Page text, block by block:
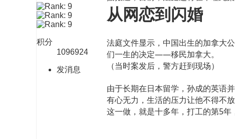
积分
1096924
发消息
从网恋到闪婚
法庭文件显示，中国出生的加拿大
们一生的决定——移民加拿大。
（当时案发后，警方赶到现场）
由于长期在日本留学，孙成的英语
有心无力，生活的压力让他不得不
这一做，就是十多年，打工的第5年